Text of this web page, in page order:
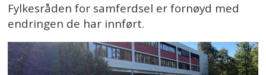
Fylkesråden for samferdsel er fornøyd med
endringen de har innført.